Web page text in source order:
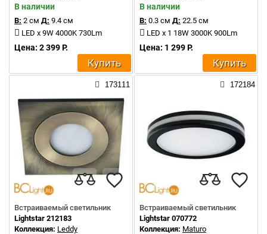
В наличии
В: 2 см Д: 9.4 см
LED x 9W 4000K 730Lm
Цена: 2 399 Р.
Купить
В наличии
В: 0.3 см Д: 22.5 см
LED x 1 18W 3000K 900Lm
Цена: 1 299 Р.
Купить
173111
Встраиваемый светильник
Lightstar 212183
Коллекция: Leddy
172184
Встраиваемый светильник
Lightstar 070772
Коллекция: Maturo